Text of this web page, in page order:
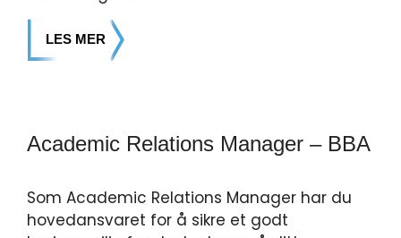
LES MER
Academic Relations Manager – BBA
Som Academic Relations Manager har du
hovedansvaret for å sikre et godt